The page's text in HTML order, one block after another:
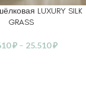
LUXURY SILK
GRASS
₽ – 25.510₽